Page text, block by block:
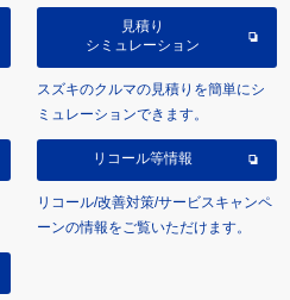
見積り
シミュレーション
スズキのクルマの見積りを簡単にシ
ミュレーションできます。
リコール等情報
リコール/改善対策/サービスキャンペ
ーンの情報をご覧いただけます。